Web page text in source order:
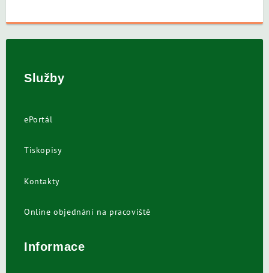
Služby
ePortál
Tiskopisy
Kontakty
Online objednání na pracoviště
Informace